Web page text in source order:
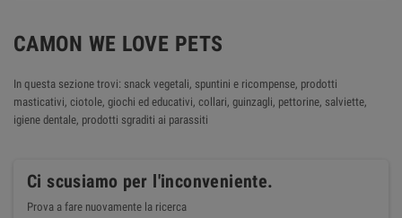
CAMON WE LOVE PETS
In questa sezione trovi: snack vegetali, spuntini e ricompense, prodotti
masticativi, ciotole, giochi ed educativi, collari, guinzagli, pettorine, salviette,
igiene dentale, prodotti sgraditi ai parassiti
Ci scusiamo per l'inconveniente.
Prova a fare nuovamente la ricerca